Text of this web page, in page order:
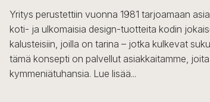
Yritys perustettiin vuonna 1981 tarjoamaan
koti- ja ulkomaisia design-tuotteita kodin
kalusteisiin, joilla on tarina – jotka kulkevat
tämä konsepti on palvellut asiakkaitamme,
kymmeniätuhansia. Lue lisää...